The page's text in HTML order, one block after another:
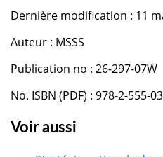
Dernière modification : 11
Auteur : MSSS
Publication no : 26-297-07W
No. ISBN (PDF) : 978-2-555-
Voir aussi